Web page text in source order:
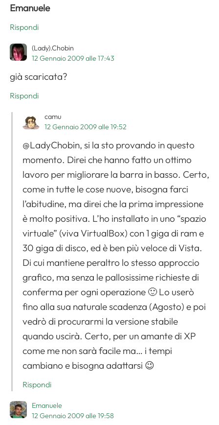
Emanuele
Rispondi
(Lady).Chobin
12 Gennaio 2009 alle 17:43
già scaricata?
Rispondi
camu
12 Gennaio 2009 alle 19:52
@LadyChobin, si la sto provando in questo
momento. Direi che hanno fatto un ottimo
lavoro per migliorare la barra in basso. Certo,
come in tutte le cose nuove, bisogna farci
l’abitudine, ma direi che la prima impressione
è molto positiva. L’ho installato in uno “spazio
virtuale” (viva VirtualBox) con 1 giga di ram e
30 giga di disco, ed è ben più veloce di Vista.
Di cui mantiene peraltro lo stesso approccio
grafico, ma senza le pallosissime richieste di
conferma per ogni operazione 🙂 Lo userò
fino alla sua naturale scadenza (Agosto) e poi
vedrò di procurarmi la versione stabile
quando uscirà. Certo, per un amante di XP
come me non sarà facile ma… i tempi
cambiano e bisogna adattarsi 😉
Rispondi
Emanuele
12 Gennaio 2009 alle 19:58